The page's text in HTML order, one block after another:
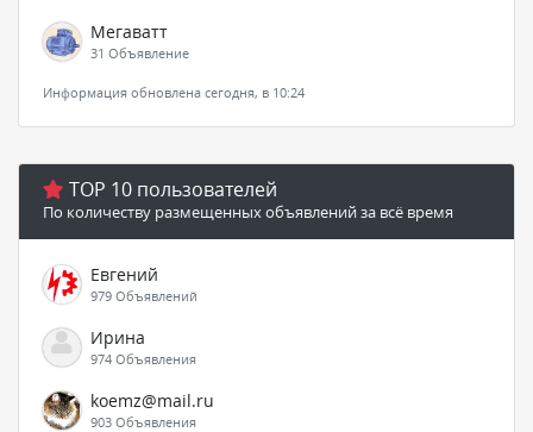
Мегаватт
31 Объявление
Информация обновлена сегодня, в 10:24
TOP 10 пользователей
По количеству размещенных объявлений за всё время
Евгений
979 Объявлений
Ирина
974 Объявления
koemz@mail.ru
903 Объявления